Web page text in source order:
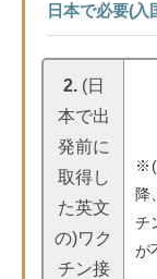
日本で必要(入
2. (日
本で出
発前に
取得し
た英文
の)ワク
チン接
降
チ
が